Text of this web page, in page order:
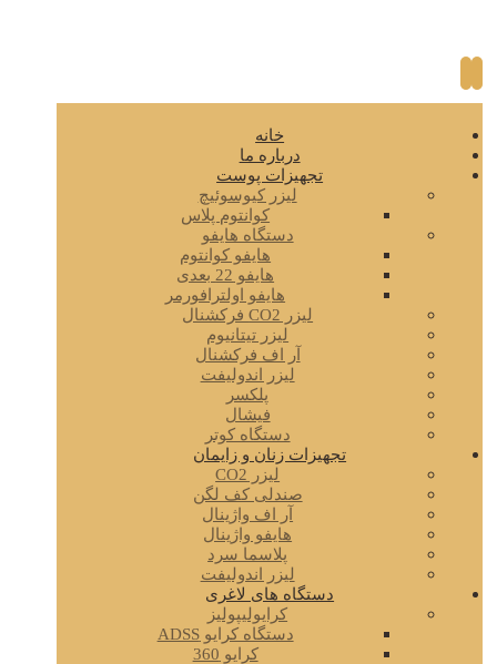
خانه
درباره ما
تجهیزات پوست
لیزر کیوسوئیچ
کوانتوم پلاس
دستگاه هایفو
هایفو کوانتوم
هایفو 22 بعدی
هایفو اولترافورمر
لیزر CO2 فرکشنال
لیزر تیتانیوم
آر اف فرکشنال
لیزر اندولیفت
پلکسر
فیشال
دستگاه کوتر
تجهیزات زنان و زایمان
لیزر CO2
صندلی کف لگن
آر اف واژینال
هایفو واژینال
پلاسما سرد
لیزر اندولیفت
دستگاه های لاغری
کرایولیپولیز
دستگاه کرایو ADSS
کرایو 360